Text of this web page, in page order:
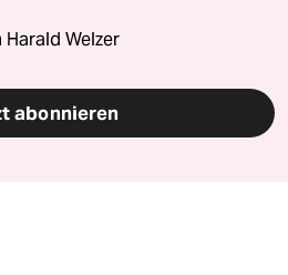
Harald Welzer
abonnieren